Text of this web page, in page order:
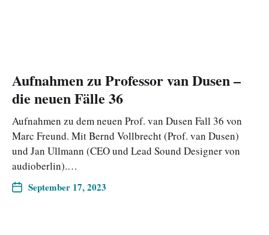
Aufnahmen zu Professor van Dusen –
die neuen Fälle 36
Aufnahmen zu dem neuen Prof. van Dusen Fall 36 von
Marc Freund. Mit Bernd Vollbrecht (Prof. van Dusen)
und Jan Ullmann (CEO und Lead Sound Designer von
audioberlin).…
September 17, 2023